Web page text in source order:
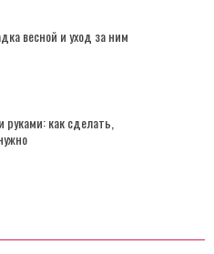
весной и уход за ним
руками: как сделать,